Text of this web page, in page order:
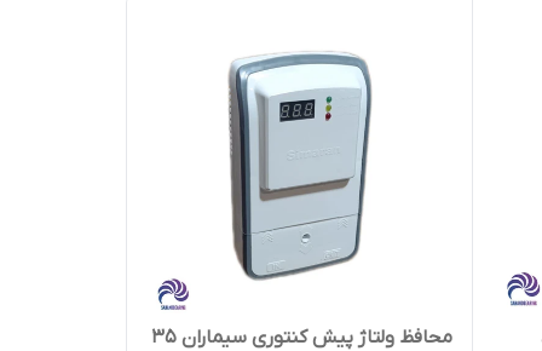
محافظ ولتاژ پیش کنتوری سیماران 35